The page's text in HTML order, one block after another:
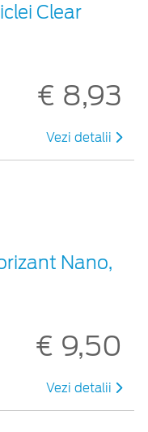
Clear
€ 8,93
Vezi detalii
Nano,
€ 9,50
Vezi detalii